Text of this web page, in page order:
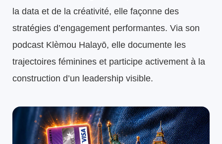
la data et de la créativité, elle façonne des
stratégies d’engagement performantes. Via son
podcast Klèmou Halayō, elle documente les
trajectoires féminines et participe activement à la
construction d’un leadership visible.